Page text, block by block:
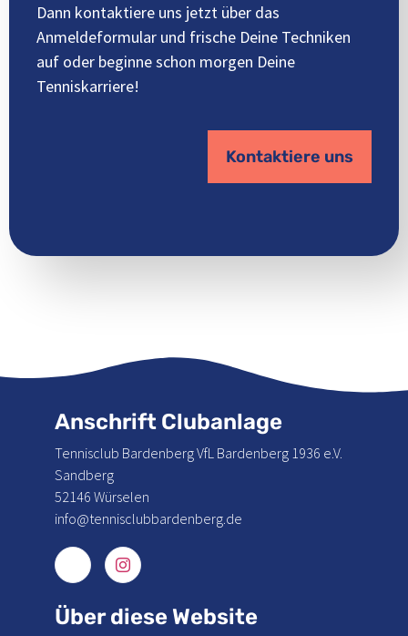
Dann kontaktiere uns jetzt über das
Anmeldeformular und frische Deine Techniken
auf oder beginne schon morgen Deine
Tenniskarriere!
Kontaktiere uns
Anschrift Clubanlage
Tennisclub Bardenberg VfL Bardenberg 1936 e.V.
Sandberg
52146 Würselen
info@tennisclubbardenberg.de
Über diese Website